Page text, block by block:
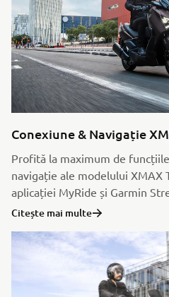
Conexiune & Navigație
Profită la maximum de
navigație ale modelului XMAX
aplicației MyRide și Garmin
Citește mai multe